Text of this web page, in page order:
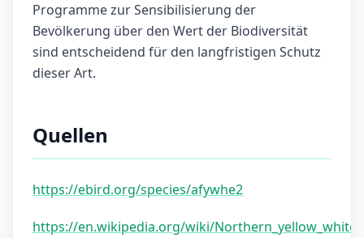
Programme zur Sensibilisierung der
Bevölkerung über den Wert der Biodiversität
sind entscheidend für den langfristigen Schutz
dieser Art.
Quellen
https://ebird.org/species/afywhe2
https://en.wikipedia.org/wiki/Northern_yellow_white-